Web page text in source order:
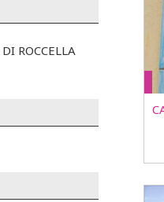
ROCCELLA